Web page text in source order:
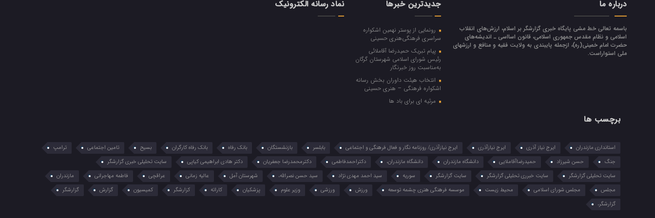
درباره ما
باسمه تعالی خط مشی پایگاه خبری گزارشگر بر اسلام، ارزش‌هاي انقلاب
اسلامي و نظام مقدس جمهوري اسلامي، قانون اسااسی ـ انديشه‌هاي
حضرت امام خميني(ره)، ازجمله پایبندی به ولايت فقيه و منافع و ارزشهاي
ملي استواراست.
جدیدترین خبرها
رونمایی از پوستر نهمین اشکواره
سراسری فرهنگی‌هنری حسینی
پیام تبریک حمیدرضا آقاملائی
رئیس شورای اسلامی شهرستان گرگان
به‌مناسبت روز خبرنگار
انتخاب هیئت داوران بخش رسانه
اشکواره فرهنگی‌ – هنری حسینی
مرثیه ای برای باد ها
نماد رسانه الکترونیک
برچسب ها
استانداری مازندران ایرج نیاز آذری ایرج نیازآذری ایرج نیازآذری/ روزنامه نگار و فعال فرهنگی و اجتماعی بابلسر بازنشستگان بانک رفاه بانک رفاه کارگران بسیح تامین اجتماعی
ترامپ
جنگ
حسن شیرزاد حمیدرضاآقاملایی دانشگاه مازندران دانشگاه مازندران، دکتراحمدفاطمی دکترمحمدرضا جعفریان دکتر هادی ابراهیمی کیاپی
سایت تحلیلی خبری گزارشگر
سایت تحلیلی گزارشگر
سایت خبرری تحلیلی گزارشگر سایت گزارشگر سوریه سید احمد مهدی نژاد سید حسن نصرالله، شهرستان آمل عالیه زمانی عراقچی فاطمه مهاجرانی
مازندران
مجلس
مجلس شورای اسلامی محیط زیست موسسه فرهنگی هنری چشمه توسعه ورزش ورزشی وزیر علوم پزشکیان کاراته کزارشگر کمیسیون گزارش
گزارشگر
گزارشگر،